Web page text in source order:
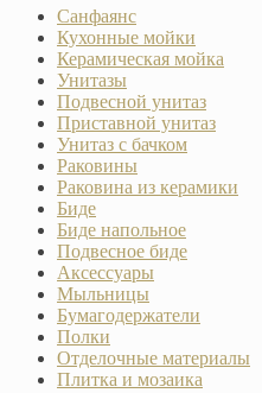
Санфаянс
Кухонные мойки
Керамическая мойка
Унитазы
Подвесной унитаз
Приставной унитаз
Унитаз с бачком
Раковины
Раковина из керамики
Биде
Биде напольное
Подвесное биде
Аксессуары
Мыльницы
Бумагодержатели
Полки
Отделочные материалы
Плитка и мозаика